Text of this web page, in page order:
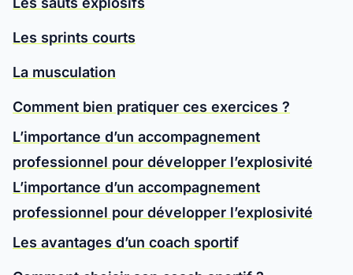
Les sprints courts
La musculation
Comment bien pratiquer ces exercices ?
L’importance d’un accompagnement
professionnel pour développer l’explosivité
L’importance d’un accompagnement
professionnel pour développer l’explosivité
Les avantages d’un coach sportif